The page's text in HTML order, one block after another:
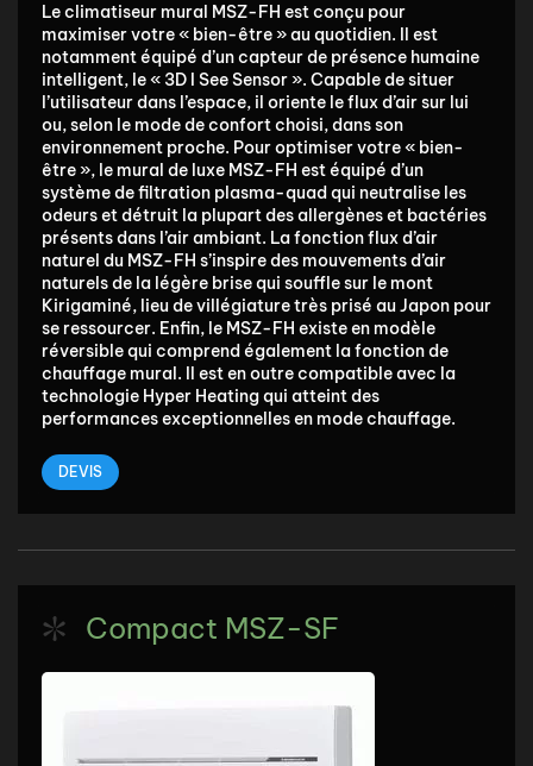
Le climatiseur mural MSZ-FH est conçu pour
maximiser votre « bien-être » au quotidien. Il est
notamment équipé d’un capteur de présence humaine
intelligent, le « 3D I See Sensor ». Capable de situer
l’utilisateur dans l’espace, il oriente le flux d’air sur lui
ou, selon le mode de confort choisi, dans son
environnement proche. Pour optimiser votre « bien-
être », le mural de luxe MSZ-FH est équipé d’un
système de filtration plasma-quad qui neutralise les
odeurs et détruit la plupart des allergènes et bactéries
présents dans l’air ambiant. La fonction flux d’air
naturel du MSZ-FH s’inspire des mouvements d’air
naturels de la légère brise qui souffle sur le mont
Kirigaminé, lieu de villégiature très prisé au Japon pour
se ressourcer. Enfin, le MSZ-FH existe en modèle
réversible qui comprend également la fonction de
chauffage mural. Il est en outre compatible avec la
technologie Hyper Heating qui atteint des
performances exceptionnelles en mode chauffage.
DEVIS
Compact MSZ-SF